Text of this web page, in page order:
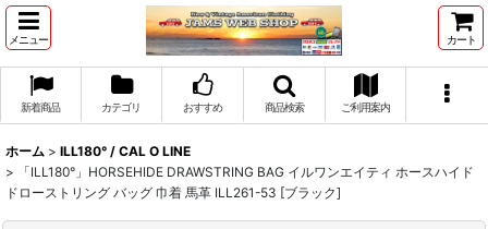
メニュー カート
新着商品 カテゴリ おすすめ 商品検索 ご利用案内
ホーム > ILL180° / CAL O LINE
>
「ILL180°」HORSEHIDE DRAWSTRING BAG イルワンエイティ ホースハイド
ドローストリング バッグ 巾着 馬革 ILL261-53 [ブラック]